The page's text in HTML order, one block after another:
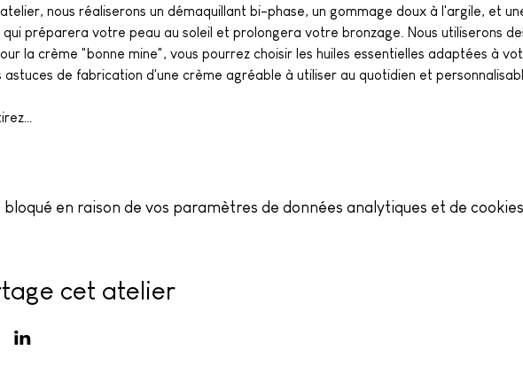
nous réaliserons un démaquillant bi-phase, un gommage doux à l'argile, et
qui préparera votre peau au soleil et prolongera votre bronzage. Nous utiliserons
la crème "bonne mine", vous pourrez choisir les huiles essentielles adaptées à
astuces de fabrication d'une crème agréable à utiliser au quotidien et
en raison de vos paramètres de données analytiques et de
cet atelier